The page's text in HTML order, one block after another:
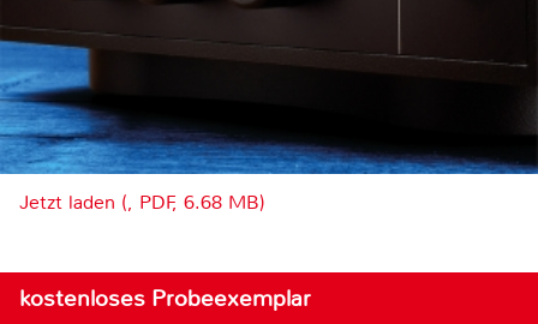
Jetzt laden (, PDF, 6.68 MB)
kostenloses Probeexemplar